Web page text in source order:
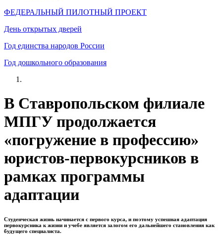
ФЕДЕРАЛЬНЫЙ ПИЛОТНЫЙ ПРОЕКТ
День открытых дверей
Год единства народов России
Год дошкольного образования
В Ставропольском филиале
МПГУ продолжается
«погружение в профессию»
юристов-первокурсников в
рамках программы
адаптации
Студенческая жизнь начинается с первого курса, и поэтому успешная адаптация
первокурсника к жизни и учебе является залогом его дальнейшего становления как
будущего специалиста.